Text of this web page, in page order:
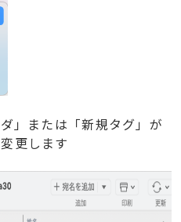
」または「新規タグ」が
更します